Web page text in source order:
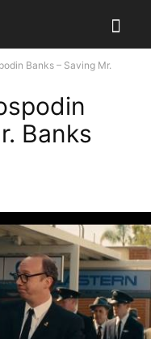
Banks – Saving Mr.
Banks